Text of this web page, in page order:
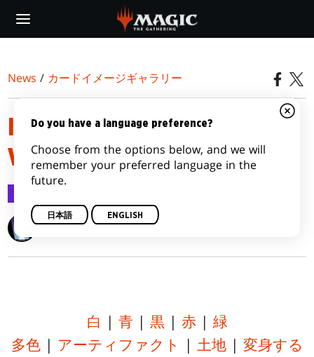
main
News / カードイメージギャラリー
INNISTRAD: MIDNIGHT HUNT
VARIANTS
Wizards of the Coast
白 | 青| 黒| 赤| 緑
多色| アーティファクト | 土地| 変身する
Do you have a language preference?
Choose from the options below, and we will
remember your preferred language in the
future.
日本語 ENGLISH